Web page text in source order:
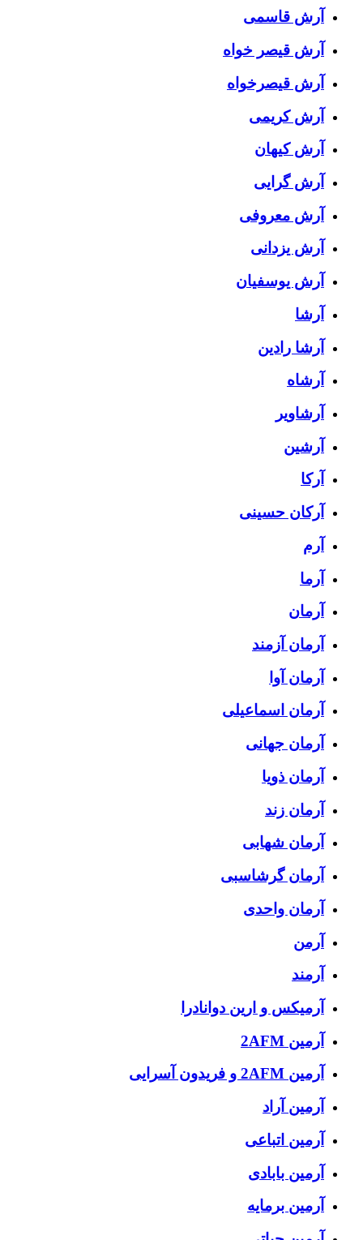
آرش قاسمی
آرش قیصر خواه
آرش قیصرخواه
آرش کریمی
آرش کیهان
آرش گرایی
آرش معروفی
آرش یزدانی
آرش یوسفیان
آرشا
آرشا رادین
آرشاه
آرشاویر
آرشین
آرکا
آرکان حسینی
آرم
آرما
آرمان
آرمان آزمند
آرمان آوا
آرمان اسماعیلی
آرمان جهانی
آرمان ذویا
آرمان زند
آرمان شهابی
آرمان گرشاسبی
آرمان واحدی
آرمن
آرمند
آرمیکس و ارین دوانادرا
آرمین 2AFM
آرمین 2AFM و فریدون آسرایی
آرمین آراد
آرمین اتباعی
آرمین بابادی
آرمین برمایه